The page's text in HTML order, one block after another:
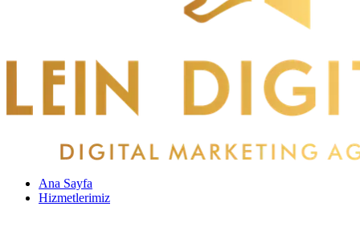
Ana Sayfa
Hizmetlerimiz